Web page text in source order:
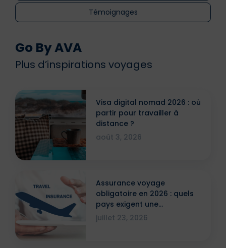
Témoignages
Go By AVA
Plus d’inspirations voyages
Visa digital nomad 2026 : où
partir pour travailler à
distance ?
août 3, 2026
Assurance voyage
obligatoire en 2026 : quels
pays exigent une
attestation ?
juillet 23, 2026